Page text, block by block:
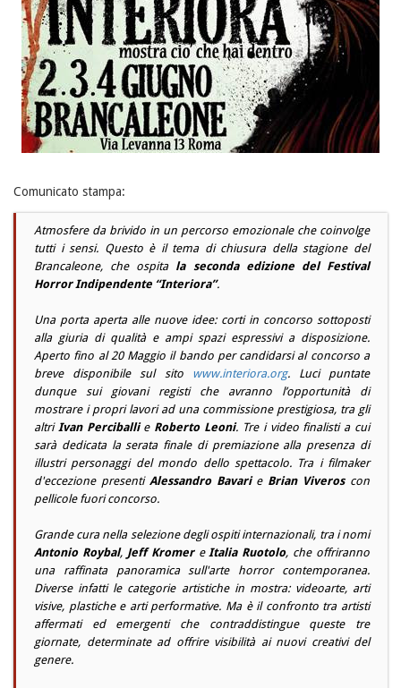
Comunicato stampa:
Atmosfere da brivido in un percorso emozionale che coinvolge
tutti i sensi. Questo è il tema di chiusura della stagione del
Brancaleone, che ospita la seconda edizione del Festival
Horror Indipendente “Interiora”.
Una porta aperta alle nuove idee: corti in concorso sottoposti
alla giuria di qualità e ampi spazi espressivi a disposizione.
Aperto fino al 20 Maggio il bando per candidarsi al concorso a
breve disponibile sul sito www.interiora.org. Luci puntate
dunque sui giovani registi che avranno l’opportunità di
mostrare i propri lavori ad una commissione prestigiosa, tra gli
altri Ivan Perciballie Roberto Leoni. Tre i video finalisti a cui
sarà dedicata la serata finale di premiazione alla presenza di
illustri personaggi del mondo dello spettacolo. Tra i filmaker
d'eccezione presenti Alessandro Bavarie Brian Viveroscon
pellicole fuori concorso.
Grande cura nella selezione degli ospiti internazionali, tra i nomi
Antonio Roybal, Jeff KromereItalia Ruotolo, che offriranno
una raffinata panoramica sull'arte horror contemporanea.
Diverse infatti le categorie artistiche in mostra: videoarte, arti
visive, plastiche e arti performative. Ma è il confronto tra artisti
affermati ed emergenti che contraddistingue queste tre
giornate, determinate ad offrire visibilità ai nuovi creativi del
genere.